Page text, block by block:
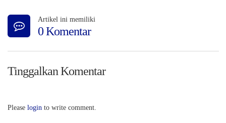
Artikel ini memiliki
0 Komentar
Tinggalkan Komentar
Please login to write comment.